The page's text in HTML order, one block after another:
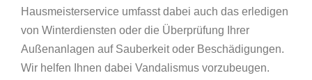
Hausmeisterservice umfasst dabei auch das erledigen
von Winterdiensten oder die Überprüfung Ihrer
Außenanlagen auf Sauberkeit oder Beschädigungen.
Wir helfen Ihnen dabei Vandalismus vorzubeugen.